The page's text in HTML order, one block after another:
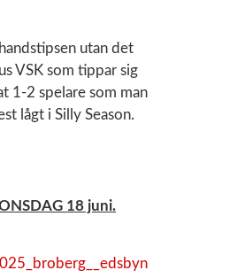
utan det
VSK som tippar sig
1-2 spelare som man
lågt i Silly Season.
18 juni.